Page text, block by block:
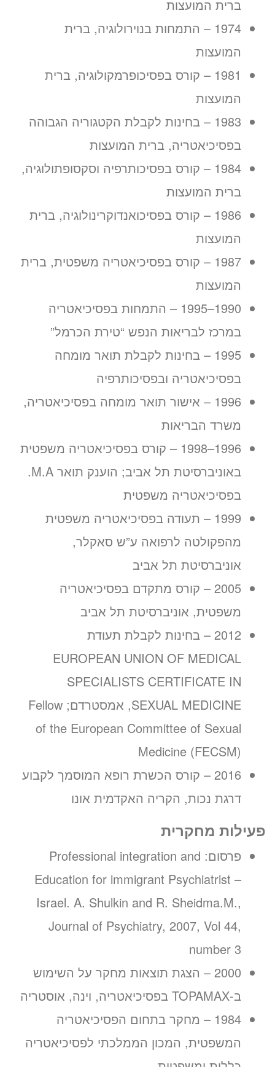
ברית המועצות
1974 – התמחות בנוירולוגיה, ברית
המועצות
1981 – קורס בפסיכופרמקולוגיה, ברית
המועצות
1983 – בחינות לקבלת הקטגוריה הגבוהה
בפסיכיאטריה, ברית המועצות
1984 – קורס בפסיכותרפיה וסקסופתולוגיה,
ברית המועצות
1986 – קורס בפסיכואנדוקרינולוגיה, ברית
המועצות
1987 – קורס בפסיכיאטריה משפטית, ברית
המועצות
1990–1995 – התמחות בפסיכיאטריה
במרכז לבריאות הנפש “טירת הכרמל”
1995 – בחינות לקבלת תואר מומחה
בפסיכיאטריה ובפסיכותרפיה
1996 – אישור תואר מומחה בפסיכיאטריה,
משרד הבריאות
1996–1998 – קורס בפסיכיאטריה משפטית
באוניברסיטת תל אביב; הוענק תואר M.A.
בפסיכיאטריה משפטית
1999 – תעודה בפסיכיאטריה משפטית
מהפקולטה לרפואה ע”ש סאקלר,
אוניברסיטת תל אביב
2005 – קורס מתקדם בפסיכיאטריה
משפטית, אוניברסיטת תל אביב
2012 – בחינות לקבלת תעודת
EUROPEAN UNION OF MEDICAL
SPECIALISTS CERTIFICATE IN
SEXUAL MEDICINE, אמסטרדם; Fellow
of the European Committee of Sexual
Medicine (FECSM)
2016 – קורס הכשרת רופא המוסמך לקבוע
דרגת נכות, הקריה האקדמית אונו
פעילות מחקרית
פרסום: Professional integration and
Education for immigrant Psychiatrist –
Israel. A. Shulkin and R. Sheidma.M.,
Journal of Psychiatry, 2007, Vol 44,
number 3
2000 – הצגת תוצאות מחקר על השימוש
ב-TOPAMAX בפסיכיאטריה, וינה, אוסטריה
1984 – מחקר בתחום הפסיכיאטריה
המשפטית, המכון הממלכתי לפסיכיאטריה